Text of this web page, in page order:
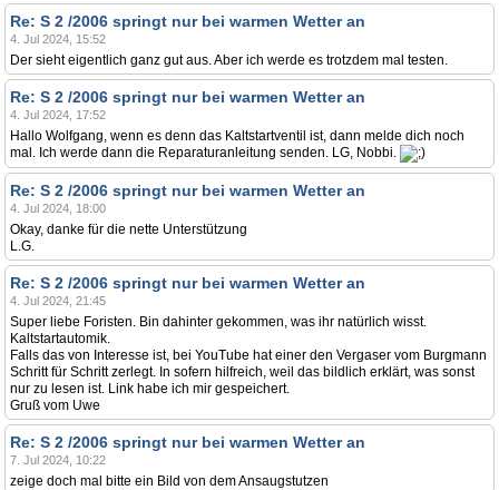
Re: S 2 /2006 springt nur bei warmen Wetter an
4. Jul 2024, 15:52
Der sieht eigentlich ganz gut aus. Aber ich werde es trotzdem mal testen.
Re: S 2 /2006 springt nur bei warmen Wetter an
4. Jul 2024, 17:52
Hallo Wolfgang, wenn es denn das Kaltstartventil ist, dann melde dich noch
mal. Ich werde dann die Reparaturanleitung senden. LG, Nobbi.
Re: S 2 /2006 springt nur bei warmen Wetter an
4. Jul 2024, 18:00
Okay, danke für die nette Unterstützung
L.G.
Re: S 2 /2006 springt nur bei warmen Wetter an
4. Jul 2024, 21:45
Super liebe Foristen. Bin dahinter gekommen, was ihr natürlich wisst.
Kaltstartautomik.
Falls das von Interesse ist, bei YouTube hat einer den Vergaser vom Burgmann
Schritt für Schritt zerlegt. In sofern hilfreich, weil das bildlich erklärt, was sonst
nur zu lesen ist. Link habe ich mir gespeichert.
Gruß vom Uwe
Re: S 2 /2006 springt nur bei warmen Wetter an
7. Jul 2024, 10:22
zeige doch mal bitte ein Bild von dem Ansaugstutzen